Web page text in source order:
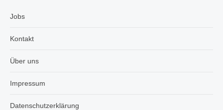
Jobs
Kontakt
Über uns
Impressum
Datenschutzerklärung